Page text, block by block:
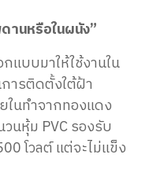
านหรือในผนัง”
แบบมาให้ใช้งานใน
ารติดตั้งใต้ฝ้า
ในทำจากทองแดง
นหุ้ม PVC รองรับ
โวลต์ แต่จะไม่แข็ง